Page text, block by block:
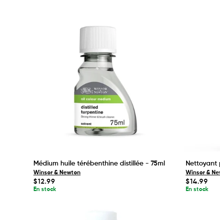
Médium huile térébenthine distillée - 75ml
Winsor & Newton
Prix
habituel
$12.99
En stock
Nettoyant
Winsor &
Prix
habituel
$14.99
En stock